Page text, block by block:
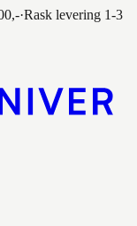
·Rask levering 1-3